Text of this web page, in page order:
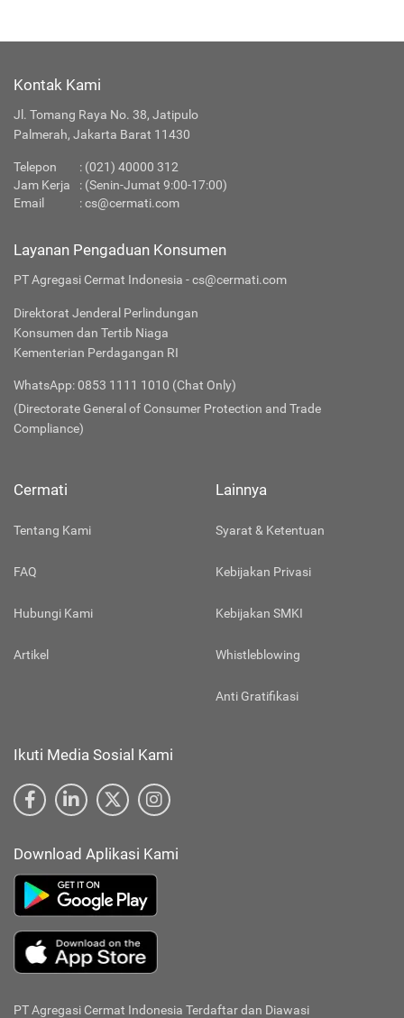
Kontak Kami
Jl. Tomang Raya No. 38, Jatipulo
Palmerah, Jakarta Barat 11430
Telepon : (021) 40000 312
Jam Kerja
: (Senin-Jumat 9:00-17:00)
Email
:cs@cermati.com
Layanan Pengaduan Konsumen
PT Agregasi Cermat Indonesia - cs@cermati.com
Direktorat Jenderal Perlindungan
Konsumen dan Tertib Niaga
Kementerian Perdagangan RI
WhatsApp: 0853 1111 1010 (Chat Only)
(Directorate General of Consumer Protection and Trade
Compliance)
Cermati
Tentang Kami
FAQ
Hubungi Kami
Artikel
Lainnya
Syarat & Ketentuan
Kebijakan Privasi
Kebijakan SMKI
Whistleblowing
Anti Gratifikasi
Ikuti Media Sosial Kami
Download Aplikasi Kami
PT Agregasi Cermat Indonesia Terdaftar dan Diawasi